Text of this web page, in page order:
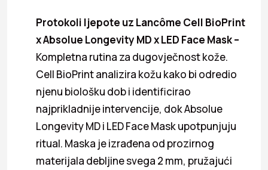
Protokoli ljepote uz Lancôme Cell BioPrint
x Absolue Longevity MD x LED Face Mask –
Kompletna rutina za dugovječnost kože.
Cell BioPrint analizira kožu kako bi odredio
njenu biološku dob i identificirao
najprikladnije intervencije, dok Absolue
Longevity MD i LED Face Mask upotpunjuju
ritual. Maska je izrađena od prozirnog
materijala debljine svega 2 mm, pružajući